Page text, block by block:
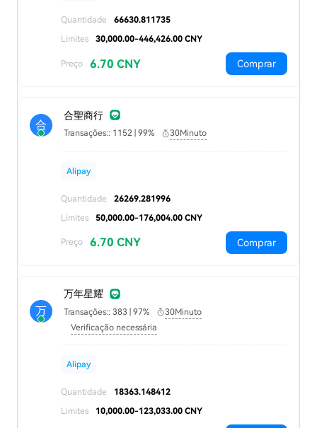
Quantidade
66630.811735
Limites
30,000.00-446,426.00 CNY
Preço 6.70 CNY Comprar
合
合聖商行
Transações:: 1152 | 99% 30Minuto
Alipay
Quantidade
26269.281996
Limites
50,000.00-176,004.00 CNY
Preço 6.70 CNY Comprar
万
万年星耀
Transações:: 383 | 97%
30Minuto
Verificação necessária
Alipay
Quantidade
18363.148412
Limites
10,000.00-123,033.00 CNY